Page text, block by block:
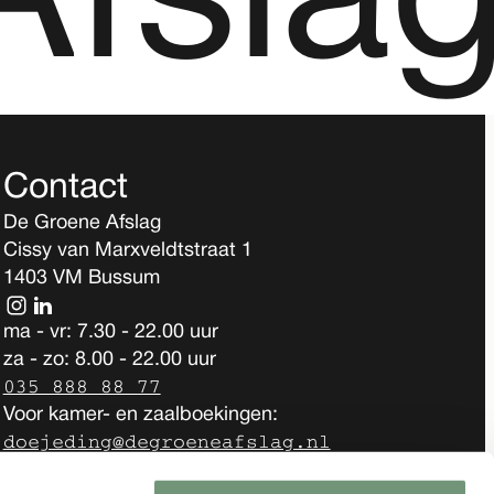
Contact
De Groene Afslag
Cissy van Marxveldtstraat 1
1403 VM Bussum
ma - vr: 7.30 - 22.00 uur
za - zo: 8.00 - 22.00 uur
035 888 88 77
Voor kamer- en zaalboekingen:
doejeding@degroeneafslag.nl